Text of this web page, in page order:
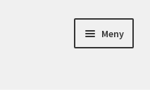
Meny